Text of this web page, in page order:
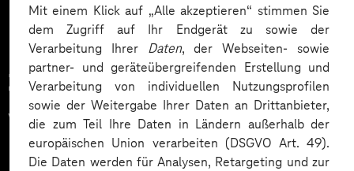
Mit einem Klick auf „Alle akzeptieren“ stimmen Sie
dem Zugriff auf Ihr Endgerät zu sowie der
Verarbeitung Ihrer Daten, der Webseiten- sowie
partner- und geräteübergreifenden Erstellung und
Verarbeitung von individuellen Nutzungsprofilen
sowie der Weitergabe Ihrer Daten an Drittanbieter,
die zum Teil Ihre Daten in Ländern außerhalb der
europäischen Union verarbeiten (DSGVO Art. 49).
Die Daten werden für Analysen, Retargeting und zur
Zahlreiche Unternehmen
vertrauen auf unsere
Expertise. Hier eine Auswahl: